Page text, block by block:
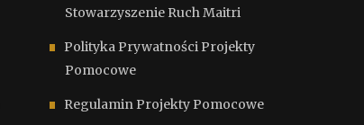
Stowarzyszenie Ruch Maitri
Polityka Prywatności Projekty
Pomocowe
Regulamin Projekty Pomocowe